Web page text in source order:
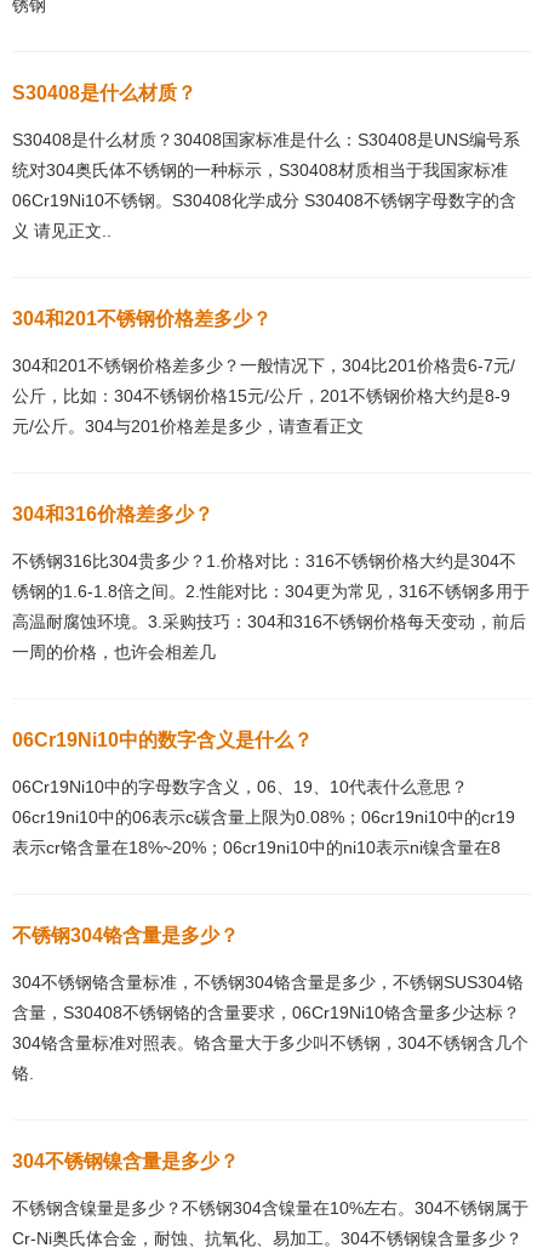
锈钢
S30408是什么材质？
S30408是什么材质？30408国家标准是什么：S30408是UNS编号系
统对304奥氏体不锈钢的一种标示，S30408材质相当于我国家标准
06Cr19Ni10不锈钢。S30408化学成分 S30408不锈钢字母数字的含
义 请见正文..
304和201不锈钢价格差多少？
304和201不锈钢价格差多少？一般情况下，304比201价格贵6-7元/
公斤，比如：304不锈钢价格15元/公斤，201不锈钢价格大约是8-9
元/公斤。304与201价格差是多少，请查看正文
304和316价格差多少？
不锈钢316比304贵多少？1.价格对比：316不锈钢价格大约是304不
锈钢的1.6-1.8倍之间。2.性能对比：304更为常见，316不锈钢多用于
高温耐腐蚀环境。3.采购技巧：304和316不锈钢价格每天变动，前后
一周的价格，也许会相差几
06Cr19Ni10中的数字含义是什么？
06Cr19Ni10中的字母数字含义，06、19、10代表什么意思？
06cr19ni10中的06表示c碳含量上限为0.08%；06cr19ni10中的cr19
表示cr铬含量在18%~20%；06cr19ni10中的ni10表示ni镍含量在8
不锈钢304铬含量是多少？
304不锈钢铬含量标准，不锈钢304铬含量是多少，不锈钢SUS304铬
含量，S30408不锈钢铬的含量要求，06Cr19Ni10铬含量多少达标？
304铬含量标准对照表。铬含量大于多少叫不锈钢，304不锈钢含几个
铬.
304不锈钢镍含量是多少？
不锈钢含镍量是多少？不锈钢304含镍量在10%左右。304不锈钢属于
Cr-Ni奥氏体合金，耐蚀、抗氧化、易加工。304不锈钢镍含量多少？